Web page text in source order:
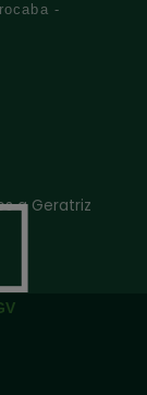
-
a Geratriz